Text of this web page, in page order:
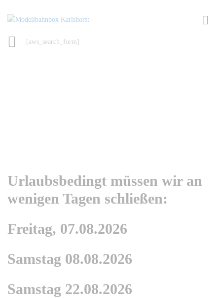
[aws_search_form]
Urlaubsbedingt müssen wir an
wenigen Tagen schließen:
Freitag, 07.08.2026
Samstag 08.08.2026
Samstag 22.08.2026